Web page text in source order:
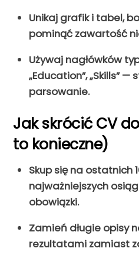
Unikaj grafik i tabel,
pominąć zawartość
Używaj nagłówków
„Education”, „Skills”
parsowanie.
Jak skrócić CV
to konieczne)
Skup się na ostatnich
najważniejszych
obowiązki.
Zamień długie opisy
rezultatami zamiast